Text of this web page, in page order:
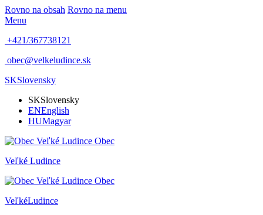
Rovno na obsah Rovno na menu
Menu
+421/367738121
obec@velkeludince.sk
SKSlovensky
SKSlovensky
ENEnglish
HUMagyar
Obec
Veľké Ludince
Obec
VeľkéLudince